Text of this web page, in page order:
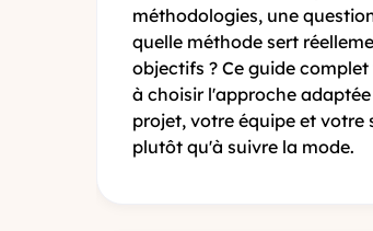
méthodologies, une
quelle méthode sert
objectifs ? Ce guide
à choisir l'approche
projet, votre équipe et votre
plutôt qu'à suivre la mode.